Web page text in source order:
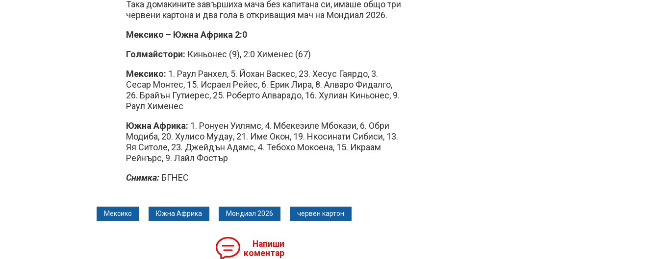
Така домакините завършиха мача без капитана си, имаше общо три
червени картона и два гола в откриващия мач на Мондиал 2026.
Мексико – Южна Африка 2:0
Голмайстори: Киньонес (9), 2:0 Хименес (67)
Мексико: 1. Раул Ранхел, 5. Йохан Васкес, 23. Хесус Гаярдо, 3.
Сесар Монтес, 15. Исраел Рейес, 6. Ерик Лира, 8. Алваро Фидалго,
26. Брайън Гутиерес, 25. Роберто Алварадо, 16. Хулиан Киньонес, 9.
Раул Хименес
Южна Африка: 1. Ронуен Уилямс, 4. Мбекезиле Мбокази, 6. Обри
Модиба, 20. Хулисо Мудау, 21. Име Окон, 19. Нкосинати Сибиси, 13.
Яя Ситоле, 23. Джейдън Адамс, 4. Тебохо Мокоена, 15. Икраам
Рейнърс, 9. Лайл Фостър
Снимка: БГНЕС
Мексико Южна Африка Мондиал 2026 червен картон
Напиши
коментар